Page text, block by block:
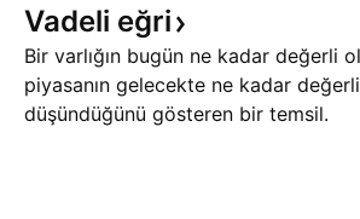
Vadeli eğri
Bir varlığın bugün ne kadar değerli
piyasanın gelecekte ne kadar değerli
düşündüğünü gösteren bir temsil.